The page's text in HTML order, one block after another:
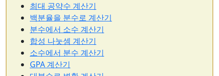
최대 공약수 계산기
백분율을 분수로 계산기
분수에서 소수 계산기
합성 나눗셈 계산기
소수에서 분수 계산기
GPA 계산기